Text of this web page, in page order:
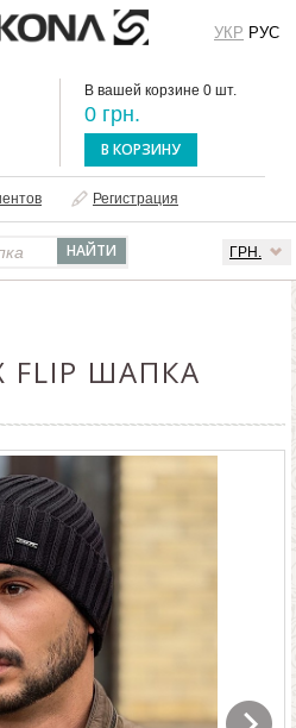
В вашей корзине 0 шт.
0 грн.
В КОРЗИНУ
Регистрация
ГРН.
УКР РУС
FLIP ШАПКА